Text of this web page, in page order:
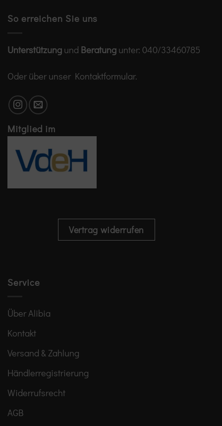
So erreichen Sie uns
Unterstützung und Beratung unter: 040/33460785
Oder über unser Kontaktformular.
Mitglied im
Vertrag widerrufen
Service
Über Alibia
Kontakt
Versand & Zahlung
Händlerregistrierung
Widerrufsrecht
AGB